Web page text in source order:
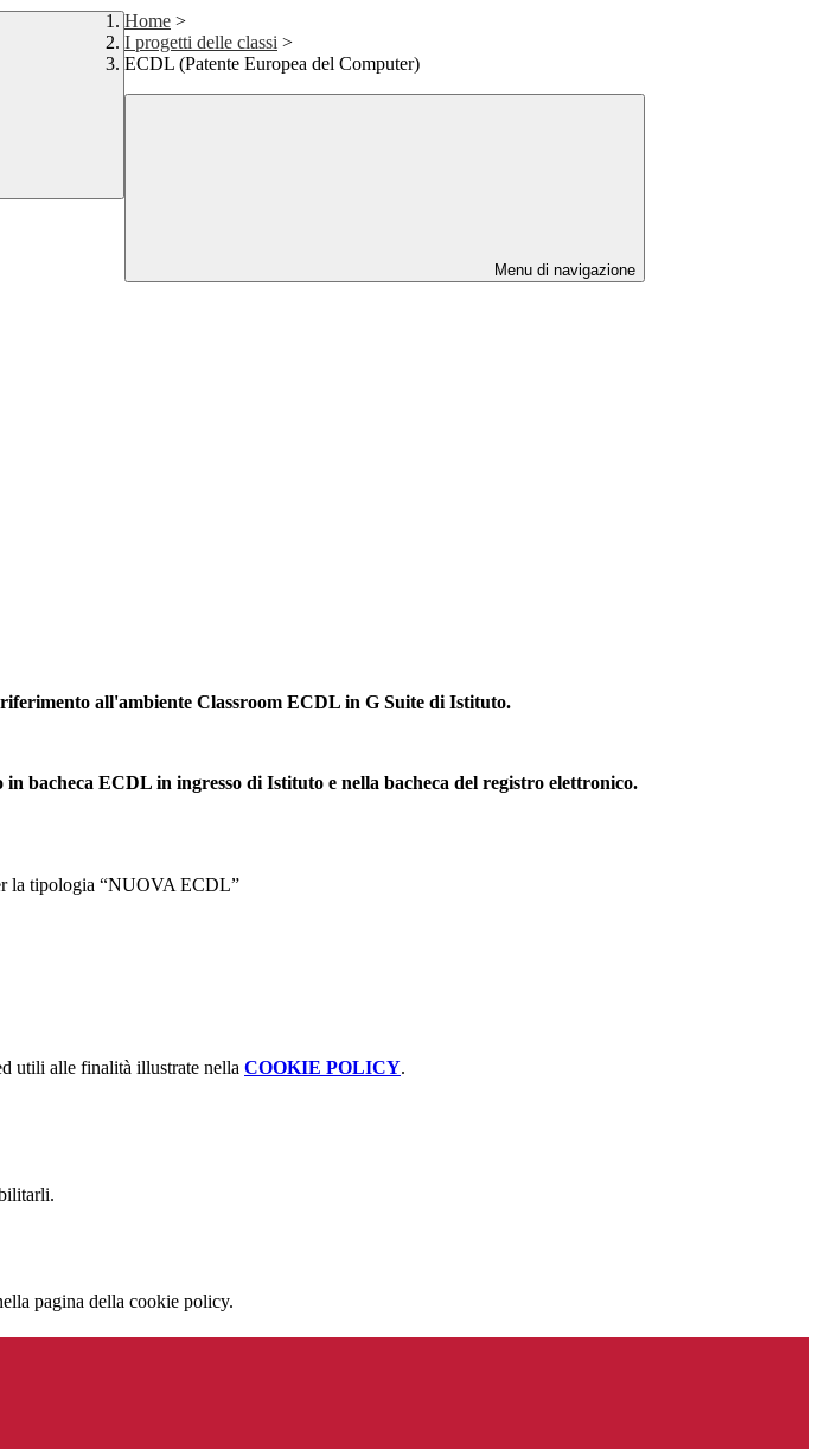
Home >
I progetti delle classi >
ECDL (Patente Europea del Computer)
Menu di navigazione
all'ambiente Classroom ECDL in G Suite di Istituto.
bacheca ECDL in ingresso di Istituto e nella bacheca del registro elettronico.
la tipologia “NUOVA ECDL”
utili alle finalità illustrate nella COOKIE POLICY.
pagina della cookie policy.